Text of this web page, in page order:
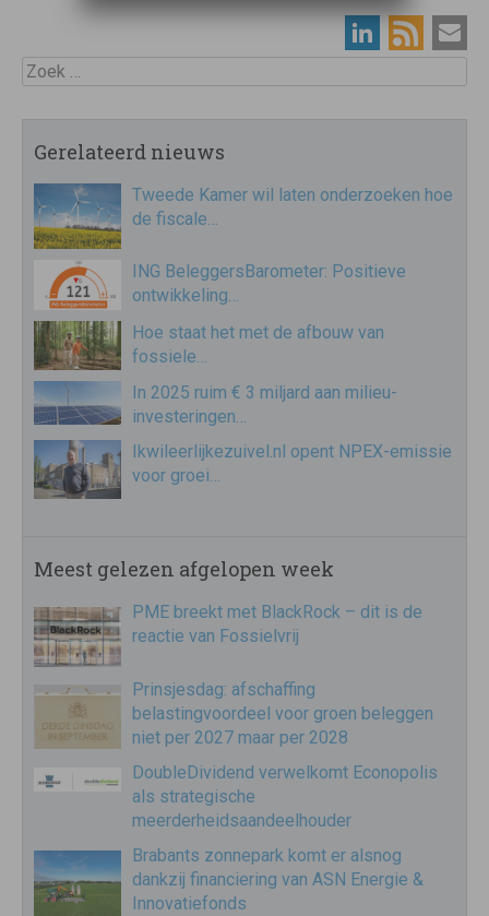
Zoek
Gerelateerd nieuws
Tweede Kamer wil laten onderzoeken hoe
de fiscale…
ING BeleggersBarometer: Positieve
ontwikkeling…
Hoe staat het met de afbouw van
fossiele…
In 2025 ruim € 3 miljard aan milieu-
investeringen…
Ikwileerlijkezuivel.nl opent NPEX-emissie
voor groei…
Meest gelezen afgelopen week
PME breekt met BlackRock – dit is de
reactie van Fossielvrij
Prinsjesdag: afschaffing
belastingvoordeel voor groen beleggen
niet per 2027 maar per 2028
DoubleDividend verwelkomt Econopolis
als strategische
meerderheidsaandeelhouder
Brabants zonnepark komt er alsnog
dankzij financiering van ASN Energie &
Innovatiefonds